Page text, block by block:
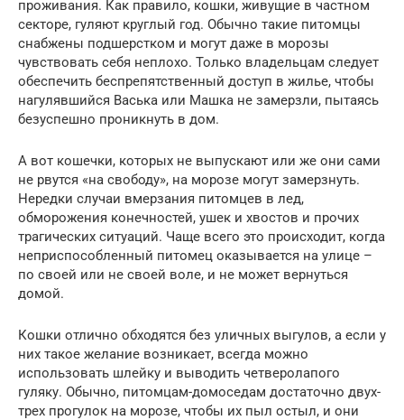
проживания. Как правило, кошки, живущие в частном
секторе, гуляют круглый год. Обычно такие питомцы
снабжены подшерстком и могут даже в морозы
чувствовать себя неплохо. Только владельцам следует
обеспечить беспрепятственный доступ в жилье, чтобы
нагулявшийся Васька или Машка не замерзли, пытаясь
безуспешно проникнуть в дом.
А вот кошечки, которых не выпускают или же они сами
не рвутся «на свободу», на морозе могут замерзнуть.
Нередки случаи вмерзания питомцев в лед,
обморожения конечностей, ушек и хвостов и прочих
трагических ситуаций. Чаще всего это происходит, когда
неприспособленный питомец оказывается на улице –
по своей или не своей воле, и не может вернуться
домой.
Кошки отлично обходятся без уличных выгулов, а если у
них такое желание возникает, всегда можно
использовать шлейку и выводить четверолапого
гуляку. Обычно, питомцам-домоседам достаточно двух-
трех прогулок на морозе, чтобы их пыл остыл, и они